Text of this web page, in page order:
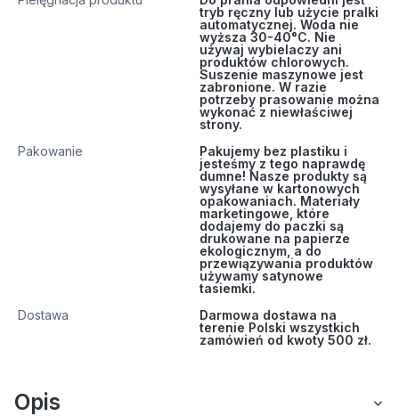
tryb ręczny lub użycie pralki
automatycznej. Woda nie
wyższa 30-40°C. Nie
używaj wybielaczy ani
produktów chlorowych.
Suszenie maszynowe jest
zabronione. W razie
potrzeby prasowanie można
wykonać z niewłaściwej
strony.
Pakowanie
Pakujemy bez plastiku i
jesteśmy z tego naprawdę
dumne! Nasze produkty są
wysyłane w kartonowych
opakowaniach. Materiały
marketingowe, które
dodajemy do paczki są
drukowane na papierze
ekologicznym, a do
przewiązywania produktów
używamy satynowe
tasiemki.
Dostawa
Darmowa dostawa na
terenie Polski wszystkich
zamówień od kwoty 500 zł.
Opis